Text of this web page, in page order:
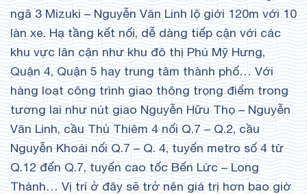
ngã 3 Mizuki – Nguyễn Văn Linh lộ giới 120m với 10
làn xe. Hạ tầng kết nối, dễ dàng tiếp cận với các
khu vực lân cận như khu đô thị Phú Mỹ Hưng,
Quận 4, Quận 5 hay trung tâm thành phố… Với
hàng loạt công trình giao thông trọng điểm trong
tương lai như nút giao Nguyễn Hữu Thọ – Nguyễn
Văn Linh, cầu Thủ Thiêm 4 nối Q.7 – Q.2, cầu
Nguyễn Khoái nối Q.7 – Q. 4, tuyến metro số 4 từ
Q.12 đến Q.7, tuyến cao tốc Bến Lức – Long
Thành… Vị trí ở đây sẽ trở nên giá trị hơn bao giờ